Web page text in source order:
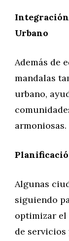
Integración
Urbano
Además de
mandalas
urbano,
armoniosas.
Algunas
siguiendo
optimizar
de